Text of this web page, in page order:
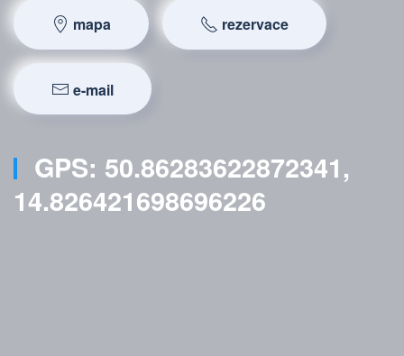
mapa rezervace
e-mail
GPS: 50.86283622872341,
14.826421698696226